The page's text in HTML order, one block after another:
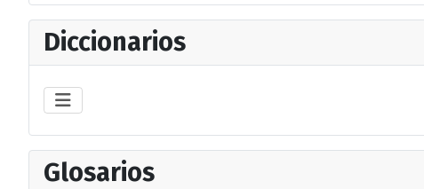
Diccionarios
Glosarios